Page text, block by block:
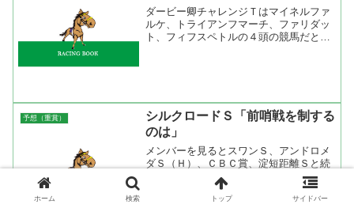
ダービー卿チャレンジＴはマイネルファ
ルケ、トライアンフマーチ、ファリダッ
ト、フィフスペトルの４頭の競馬だと思
予想（重賞）
シルクロードＳ「前哨戦を制する
のは」
メンバーを見るとスワンＳ、アンドロメ
ダＳ（Ｈ）、ＣＢＣ賞、淀短距離Ｓと続
く短距離のオープン戦である程度力関係
が見えてきた。コース適性、展開なども
考慮すると京都コースを得意としている
ホーム 検索 トップ サイドバー